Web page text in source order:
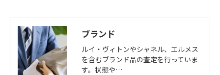
ブランド
ルイ・ヴィトンやシャネル、エルメス
を含むブランド品の査定を行っていま
す。状態や…